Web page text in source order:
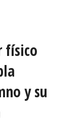
físico
y su